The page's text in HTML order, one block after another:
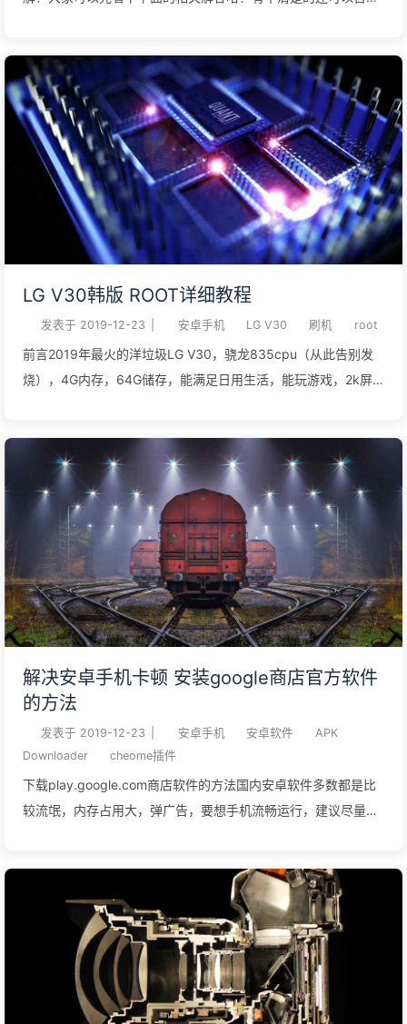
哈！！！ 关于鞋子的码数默认都是标准皮鞋码，比运动鞋偏大一
码，比如运动鞋穿43，这个鞋子就拍42。鞋子偏大或者偏小，
码数里面会显示的。 关于退换货本店支持收货后三天内无理由退
换货，但是不欢迎退货率超过百分之三十的买家，部分素质低下
的买家试鞋子把新鞋子都试成旧鞋子了，只是想买回来试试的，
建议其他家购买哈，大家都不想穿二手鞋。很多低素质的买家不
想付鞋子发货的邮费，故意找点问题来要求我们负责邮费，为避
免纠纷，我们鞋子全部设置成包邮，无论是不喜欢，不合适，轻
回来的邮费买家付。以上问题，不能接受的请不要拍！ 关于是不
是正品因为一些政策的原因，这个问题微店不回答的哈。打个比
方，耐克鞋子的品牌商，本身是不生产鞋子的，他和全球几十家
鞋厂合作，下订单给工厂，工厂才能生产的。比如这次订单是十
LG V30韩版 ROOT详细教程
发表于 2019-12-23 安卓手机 LG V30 刷机 root
前言2019年最火的洋垃圾LG V30，骁龙835cpu（从此告别发
烧），4G内存，64G储存，能满足日用生活，能玩游戏，2k屏
https://www.bilibili.com/video/av47071667看视频刷机比较麻
烦，我把视频整理成图文版的，包括命令这些，方便机友们刷机
需要的工具视频下面的评论里面都有的，大家可以先去下载 准备
工作安装LG官方驱动安装LGUP刷机工具把下载的modle和LGUP
覆盖到安卓目录 安装谷歌驱动首先下载并打开此ADB工具箱
http://pan.baidu.com/s/1nuHwTcP在弹出的窗口中输入y并按
回车，依次重复操作3 次 混刷 h930的kdz手机拔掉sim卡，断开
wifi，退出google账户，设置，常规，关于手机，软件信息，连
启用OEM解锁，和USB调试，手机关机。关机后，按住音量+，
插入已经连接电脑的USB线，手机会进入download 刷机模式右
键点 ...
解决安卓手机卡顿 安装google商店官方软件
的方法
发表于 2019-12-23 安卓手机 安卓软件
APK
Downloader
cheome插件
下载play.google.com商店软件的方法国内安卓软件多数都是比
较流氓，内存占用大，弹广告，要想手机流畅运行，建议尽量使
https://www.lanzous.com/b059xemze 下载国际版安卓软件最
简单的方法下载setupvpn_4.6.2.apk 安装好，注册，登陆，切
换外郭ip下载 APKPure_v3.15.1_apkpure.com.apk 安装就可以
在APKPure中下载到国际版的软件，值得一提的是，所以软件都
有历史版本下载，特别要提的是微信，新版的非常卡顿，老版的
又不给登陆。 下面介绍几个可以登陆旧版本微信的方法给大家。